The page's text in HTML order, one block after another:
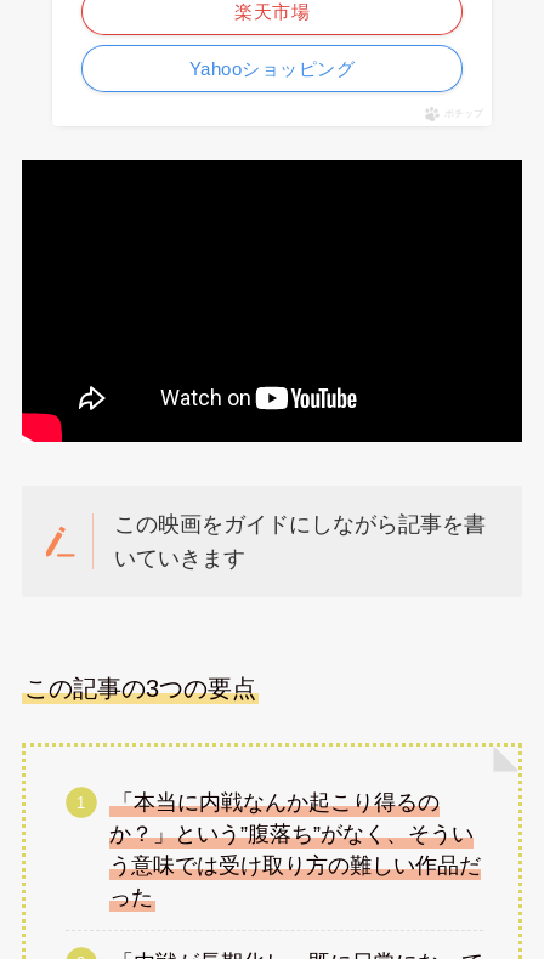
楽天市場
Yahooショッピング
ポチップ
この映画をガイドにしながら記事を書
いていきます
この記事の3つの要点
「本当に内戦なんか起こり得るの
か？」という”腹落ち”がなく、そうい
う意味では受け取り方の難しい作品だ
った